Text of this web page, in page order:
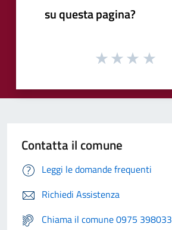
su questa pagina?
Contatta il comune
Leggi le domande frequenti
Richiedi Assistenza
Chiama il comune 0975 398033